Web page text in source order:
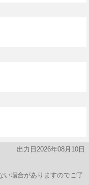
出力日2026年08月10日
場合がありますのでご了